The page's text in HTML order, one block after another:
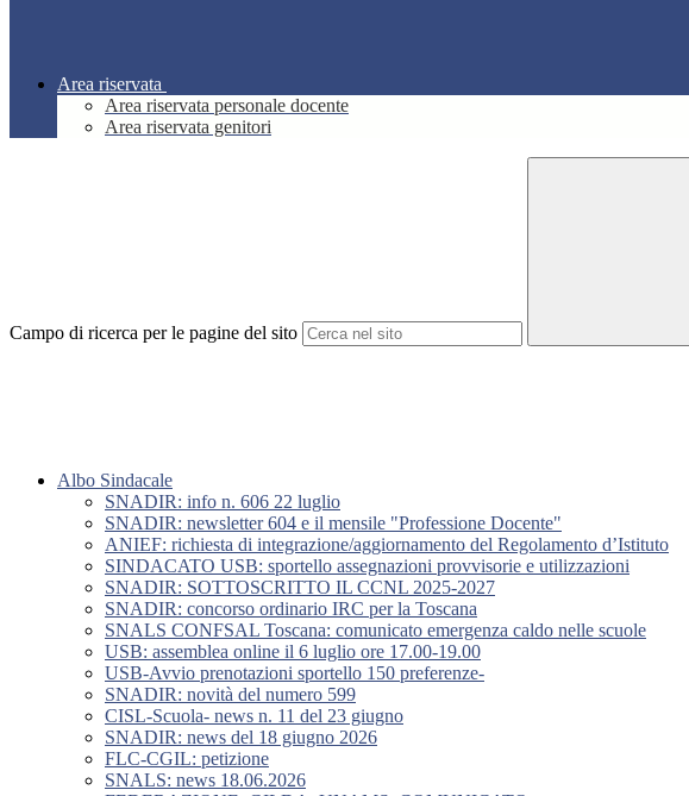
Area riservata
Area riservata personale docente
Area riservata genitori
Campo di ricerca per le pagine del sito
Albo Sindacale
SNADIR: info n. 606 22 luglio
SNADIR: newsletter 604 e il mensile "Professione Docente"
ANIEF: richiesta di integrazione/aggiornamento del Regolamento d’Istituto
SINDACATO USB: sportello assegnazioni provvisorie e utilizzazioni
SNADIR: SOTTOSCRITTO IL CCNL 2025-2027
SNADIR: concorso ordinario IRC per la Toscana
SNALS CONFSAL Toscana: comunicato emergenza caldo nelle scuole
USB: assemblea online il 6 luglio ore 17.00-19.00
USB-Avvio prenotazioni sportello 150 preferenze-
SNADIR: novità del numero 599
CISL-Scuola- news n. 11 del 23 giugno
SNADIR: news del 18 giugno 2026
FLC-CGIL: petizione
SNALS: news 18.06.2026